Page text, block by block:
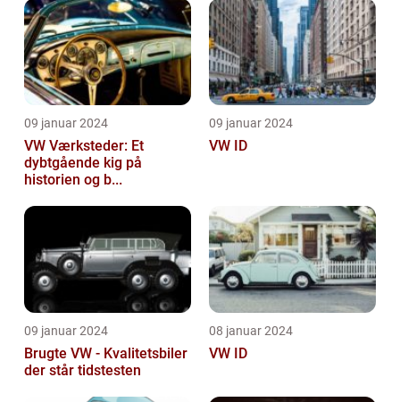
09 januar 2024
VW Værksteder: Et
dybtgående kig på
historien og b...
09 januar 2024
VW ID
09 januar 2024
Brugte VW - Kvalitetsbiler
der står tidstesten
08 januar 2024
VW ID